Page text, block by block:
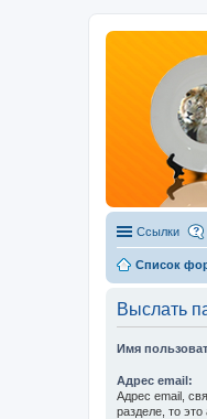
Ссылки
Список
Выслать
Имя
Адрес email:
Адрес email,
разделе, то